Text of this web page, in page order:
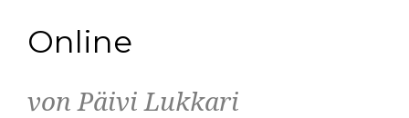
Online
von Päivi Lukkari